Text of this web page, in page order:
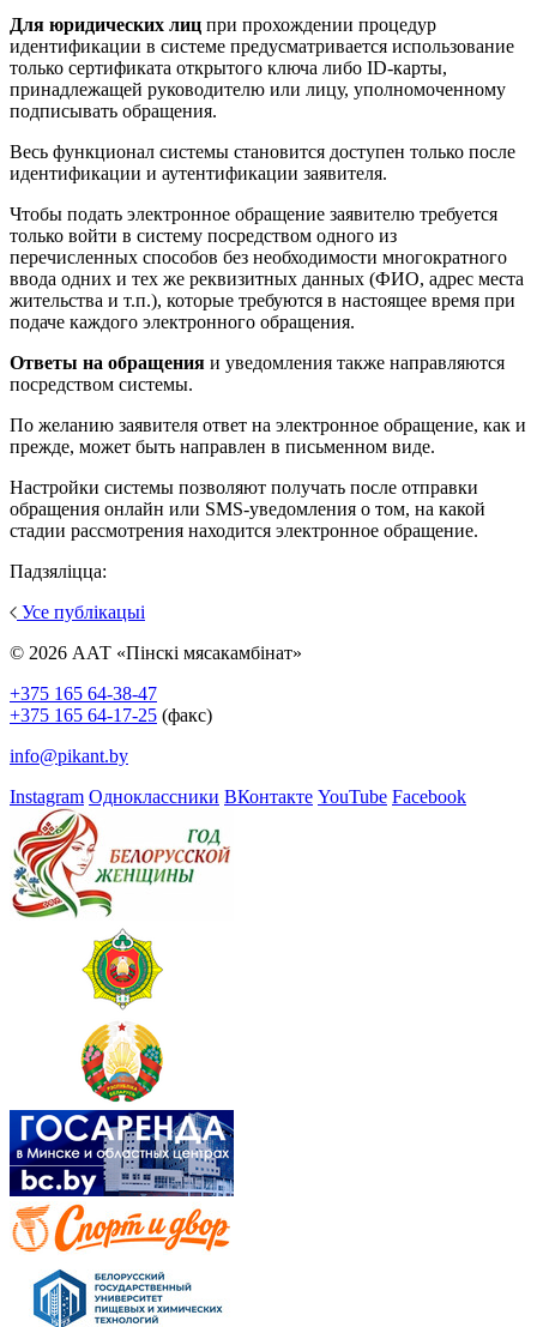
Для юридических лиц при прохождении процедур
идентификации в системе предусматривается использование
только сертификата открытого ключа либо ID-карты,
принадлежащей руководителю или лицу, уполномоченному
подписывать обращения.
Весь функционал системы становится доступен только после
идентификации и аутентификации заявителя.
Чтобы подать электронное обращение заявителю требуется
только войти в систему посредством одного из
перечисленных способов без необходимости многократного
ввода одних и тех же реквизитных данных (ФИО, адрес места
жительства и т.п.), которые требуются в настоящее время при
подаче каждого электронного обращения.
Ответы на обращения и уведомления также направляются
посредством системы.
По желанию заявителя ответ на электронное обращение, как и
прежде, может быть направлен в письменном виде.
Настройки системы позволяют получать после отправки
обращения онлайн или SMS-уведомления о том, на какой
стадии рассмотрения находится электронное обращение.
Падзяліцца:
Усе публікацыі
© 2026 ААТ «Пінскі мясакамбінат»
+375 165 64-38-47
+375 165 64-17-25 (факс)
info@pikant.by
Instagram Одноклассники ВКонтакте YouTube Facebook